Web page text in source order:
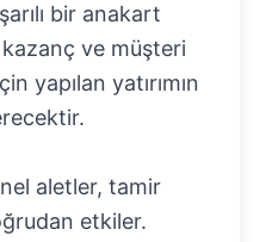
bir anakart
kazanç ve müşteri
yapılan yatırımın
aletler, tamir
etkiler.